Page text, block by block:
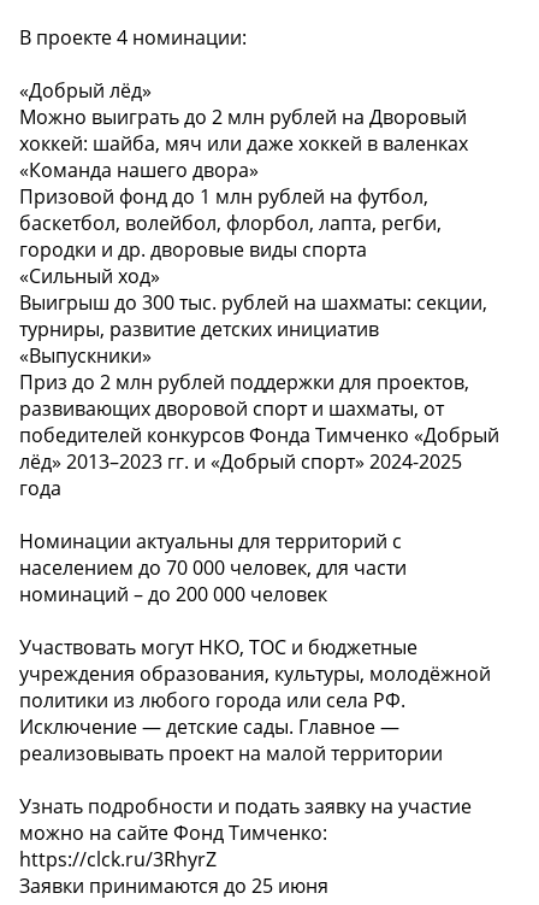
В проекте 4 номинации:
«Добрый лёд»
Можно выиграть до 2 млн рублей на Дворовый
хоккей: шайба, мяч или даже хоккей в валенках
«Команда нашего двора»
Призовой фонд до 1 млн рублей на футбол,
баскетбол, волейбол, флорбол, лапта, регби,
городки и др. дворовые виды спорта
«Сильный ход»
Выигрыш до 300 тыс. рублей на шахматы: секции,
турниры, развитие детских инициатив
«Выпускники»
Приз до 2 млн рублей поддержки для проектов,
развивающих дворовой спорт и шахматы, от
победителей конкурсов Фонда Тимченко «Добрый
лёд» 2013–2023 гг. и «Добрый спорт» 2024-2025
года
Номинации актуальны для территорий с
населением до 70 000 человек, для части
номинаций – до 200 000 человек
Участвовать могут НКО, ТОС и бюджетные
учреждения образования, культуры, молодёжной
политики из любого города или села РФ.
Исключение — детские сады. Главное —
реализовывать проект на малой территории
Узнать подробности и подать заявку на участие
можно на сайте Фонд Тимченко:
https://clck.ru/3RhyrZ
Заявки принимаются до 25 июня